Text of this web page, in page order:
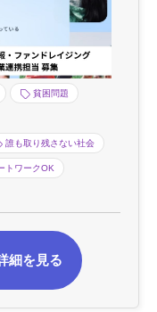
貧困問題
誰も取り残さない社会
トワークOK
細を見る